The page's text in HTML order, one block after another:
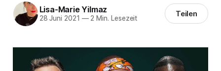
Lisa-Marie Yilmaz
28 Juni 2021 —2 Min. Lesezeit Teilen